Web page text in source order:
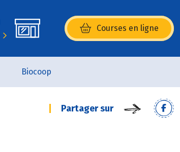
Courses en ligne
(s’ouvre dans une nouvelle
Biocoop
Partager sur